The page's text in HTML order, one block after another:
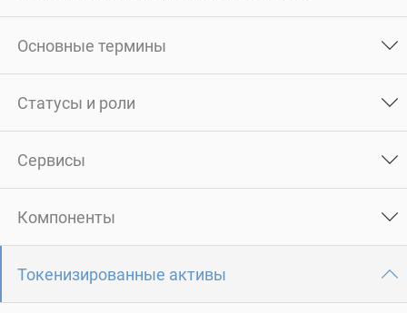
Основные термины
Статусы и роли
Сервисы
Компоненты
Токенизированные активы